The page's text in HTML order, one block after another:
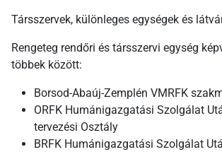
Társszervek, különleges egységek és
Rengeteg rendőri és társszervi egység
többek között:
Borsod-Abaúj-Zemplén VMRFK
ORFK Humánigazgatási Szolgálat
tervezési Osztály
BRFK Humánigazgatási Szolgálat